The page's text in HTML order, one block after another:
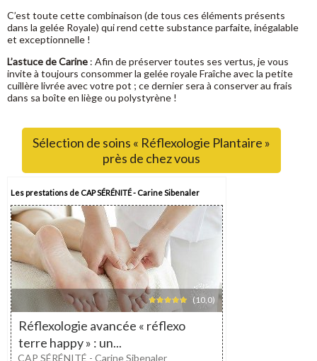
C’est toute cette combinaison (de tous ces éléments présents
dans la gelée Royale) qui rend cette substance parfaite, inégalable
et exceptionnelle !
L’astuce de Carine : Afin de préserver toutes ses vertus, je vous
invite à toujours consommer la gelée royale Fraîche avec la petite
cuillère livrée avec votre pot ; ce dernier sera à conserver au frais
dans sa boîte en liège ou polystyrène !
Sélection de soins « Réflexologie Plantaire »
près de chez vous
Les prestations de CAP SÉRÉNITÉ - Carine Sibenaler
(10,0)
Réflexologie avancée « réflexo
terre happy » : un...
CAP SÉRÉNITÉ - Carine Sibenaler